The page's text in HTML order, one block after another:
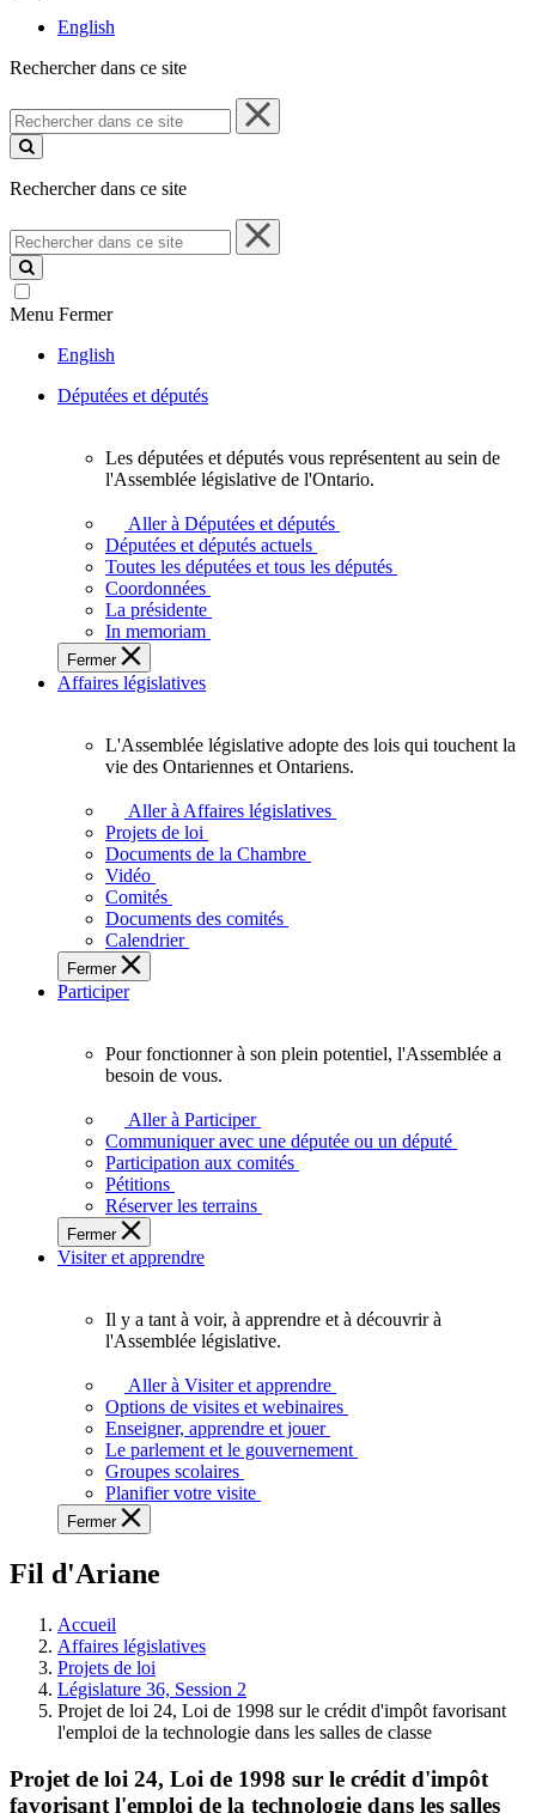
English
Rechercher dans ce site
Rechercher
dans
ce
Rechercher dans ce site
Rechercher
dans
ce
site
Menu Fermer
English
Députées et députés
députés
vous
représentent
sein
de
l'Assemblée
législative
l'Ontario.
Les députées et députés vous représentent au sein de
l'Assemblée législative de l'Ontario.
Aller à Députées et députés
Députées et députés actuels
Toutes les députées et tous les députés
Coordonnées
La présidente
In memoriam
Fermer
Affaires législatives
L'Assemblée
adopte
touchent
des
Ontariennes
et
L'Assemblée législative adopte des lois qui touchent la
vie des Ontariennes et Ontariens.
Aller à Affaires législatives
Projets de loi
Documents de la Chambre
Vidéo
Comités
Documents des comités
Calendrier
Fermer
Participer
plein
potentiel,
l'Assemblée
a
besoin
de
Pour fonctionner à son plein potentiel, l'Assemblée a
besoin de vous.
Aller à Participer
Communiquer avec une députée ou un député
Participation aux comités
Pétitions
Réserver les terrains
Fermer
Visiter et apprendre
voir,
apprendre
et
à
à
législative.
Il y a tant à voir, à apprendre et à découvrir à
l'Assemblée législative.
Aller à Visiter et apprendre
Options de visites et webinaires
Enseigner, apprendre et jouer
Le parlement et le gouvernement
Groupes scolaires
Planifier votre visite
Fermer
Fil d'Ariane
Accueil
Affaires législatives
Projets de loi
Législature 36, Session 2
Projet de loi 24, Loi de 1998 sur le crédit d'impôt favorisant
l'emploi de la technologie dans les salles de classe
Projet de loi 24, Loi de 1998 sur le crédit d'impôt
favorisant l'emploi de la technologie dans les salles